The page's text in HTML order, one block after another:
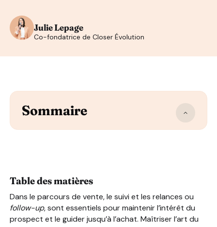
Julie Lepage
Co-fondatrice de Closer Évolution
Sommaire
Table des matières
Dans le parcours de vente, le suivi et les relances ou
follow-up, sont essentiels pour maintenir l’intérêt du
prospect et le guider jusqu’à l’achat. Maîtriser l’art du